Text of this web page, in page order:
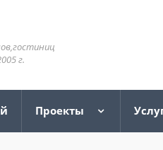
г.
Проекты